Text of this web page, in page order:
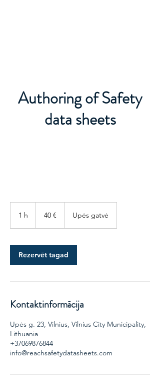
Authoring of Safety
data sheets
1 h 40 € Upės gatvė
Rezervēt tagad
Kontaktinformācija
Upės g. 23, Vilnius, Vilnius City Municipality,
Lithuania
+37069876844
info@reachsafetydatasheets.com